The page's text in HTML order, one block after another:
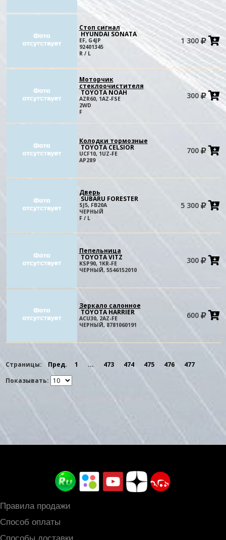
Стоп сигнал
HYUNDAI SONATA
EF, G4JP
92401345
R / L
1 300 в
Моторчик
стеклоочистителя
TOYOTA NOAH
AZR60, 1AZ-FSE
2WD
F
300 в
Колодки тормозные
TOYOTA CELSIOR
UCF10, 1UZ-FE
AP289
700
Дверь
SUBARU FORESTER
SJ5, FB20A
ЧЕРНЫЙ
F / L
5 300
Пепельница
TOYOTA VITZ
KSP90, 1KR-FE
ЧЕРНЫЙ, 5546152010
300
Зеркало салонное
TOYOTA HARRIER
ACU30, 2AZ-FE
ЧЕРНЫЙ, 8781060191
600
Страницы: Пред. 1 ... 473 474 475 476
477
Показывать:
Правила продажи
Способ оплаты